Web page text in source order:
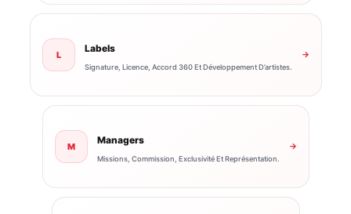
L
Labels
Signature, Licence, Accord 360 Et Développement D’artistes.
→
M
Managers
Missions, Commission, Exclusivité Et Représentation.
→